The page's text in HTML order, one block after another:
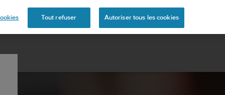
Tout refuser Autoriser tous les cookies